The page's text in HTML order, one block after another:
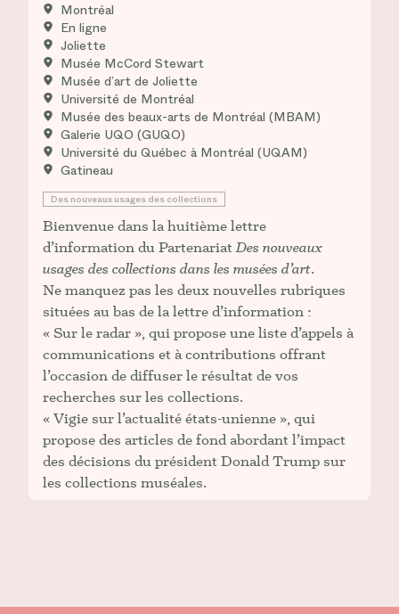
Montréal
En ligne
Joliette
Musée McCord Stewart
Musée d’art de Joliette
Université de Montréal
Musée des beaux-arts de Montréal (MBAM)
Galerie UQO (GUQO)
Université du Québec à Montréal (UQAM)
Gatineau
Des nouveaux usages des collections
Bienvenue dans la huitième lettre
d’information du PartenariatDes nouveaux
usages des collections dans les musées d’art.
Ne manquez pas les deux nouvelles rubriques
situées au bas de la lettre d’information :
« Sur le radar », qui propose une liste d’appels à
communications et à contributions offrant
l’occasion de diffuser le résultat de vos
recherches sur les collections.
« Vigie sur l’actualité états-unienne », qui
propose des articles de fond abordant l’impact
des décisions du président Donald Trump sur
les collections muséales.